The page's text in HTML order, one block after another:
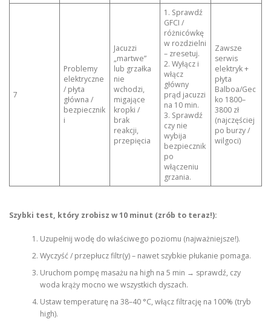
7
Problemy
elektryczne
/ płyta
główna /
bezpiecznik
i
Jacuzzi
„martwe”
lub grzałka
nie
wchodzi,
migające
kropki /
brak
reakcji,
przepięcia
1. Sprawdź
GFCI /
różnicówkę
w rozdzielni
– zresetuj.
2. Wyłącz i
włącz
główny
prąd jacuzzi
na 10 min.
3. Sprawdź
czy nie
wybija
bezpiecznik
po
włączeniu
grzania.
Zawsze
serwis
elektryk +
płyta
Balboa/Gec
ko 1800–
3800 zł
(najczęściej
po burzy /
wilgoci)
Szybki test, który zrobisz w 10 minut (zrób to teraz!):
Uzupełnij wodę do właściwego poziomu (najważniejsze!).
Wyczyść / przepłucz filtr(y) – nawet szybkie płukanie pomaga.
Uruchom pompę masażu na high na 5 min → sprawdź, czy
woda krąży mocno we wszystkich dyszach.
Ustaw temperaturę na 38–40 °C, włącz filtrację na 100% (tryb
high).